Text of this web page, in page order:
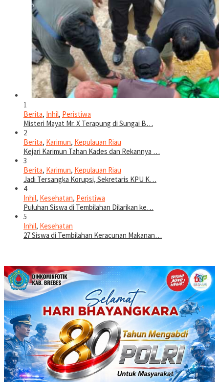
1
Berita, Inhil, Peristiwa
Misteri Mayat Mr. X Terapung di Sungai B…
2
Berita, Karimun, Kepulauan Riau
Kejari Karimun Tahan Kades dan Rekannya …
3
Berita, Karimun, Kepulauan Riau
Jadi Tersangka Korupsi, Sekretaris KPU K…
4
Inhil, Kesehatan, Peristiwa
Puluhan Siswa di Tembilahan Dilarikan ke…
5
Inhil, Kesehatan
27 Siswa di Tembilahan Keracunan Makanan…